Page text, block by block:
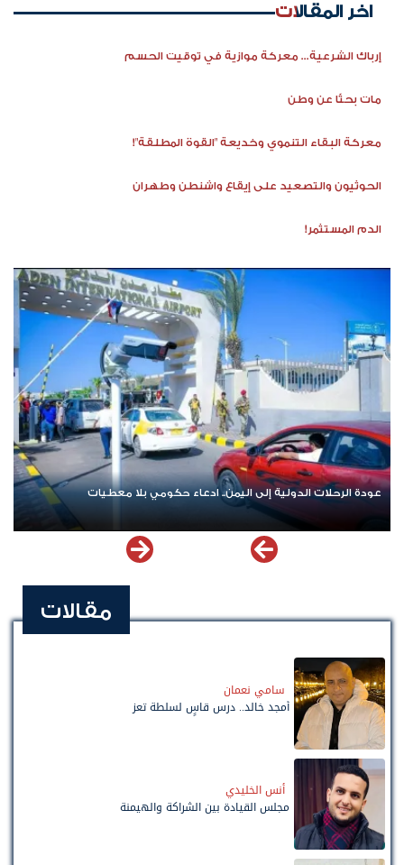
اخر المقالات
إرباك الشرعية... معركة موازية في توقيت الحسم
مات بحثًا عن وطن
معركة البقاء التنموي وخديعة "القوة المطلقة"!
الحوثيون والتصعيد على إيقاع واشنطن وطهران
الدم المستثمر!
عودة الرحلات الدولية إلى اليمن.. ادعاء حكومي بلا معطيات
مقالات
سامي نعمان
أمجد خالد.. درس قاسٍ لسلطة تعز
أنس الخليدي
مجلس القيادة بين الشراكة والهيمنة